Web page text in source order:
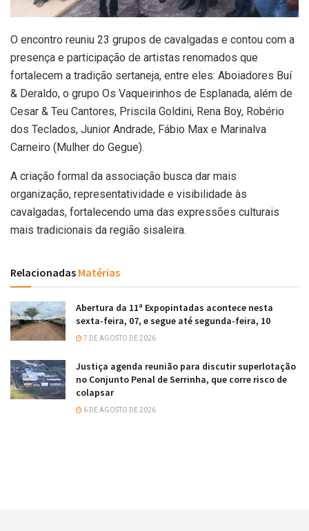
O encontro reuniu 23 grupos de cavalgadas e contou com a
presença e participação de artistas renomados que
fortalecem a tradição sertaneja, entre eles: Aboiadores Buí
& Deraldo, o grupo Os Vaqueirinhos de Esplanada, além de
Cesar & Teu Cantores, Priscila Goldini, Rena Boy, Robério
dos Teclados, Junior Andrade, Fábio Max e Marinalva
Carneiro (Mulher do Gegue).
A criação formal da associação busca dar mais
organização, representatividade e visibilidade às
cavalgadas, fortalecendo uma das expressões culturais
mais tradicionais da região sisaleira.
Relacionadas Matérias
Abertura da 11ª Expopintadas acontece nesta
sexta-feira, 07, e segue até segunda-feira, 10
7 DE AGOSTO DE 2026
Justiça agenda reunião para discutir superlotação
no Conjunto Penal de Serrinha, que corre risco de
colapsar
6 DE AGOSTO DE 2026